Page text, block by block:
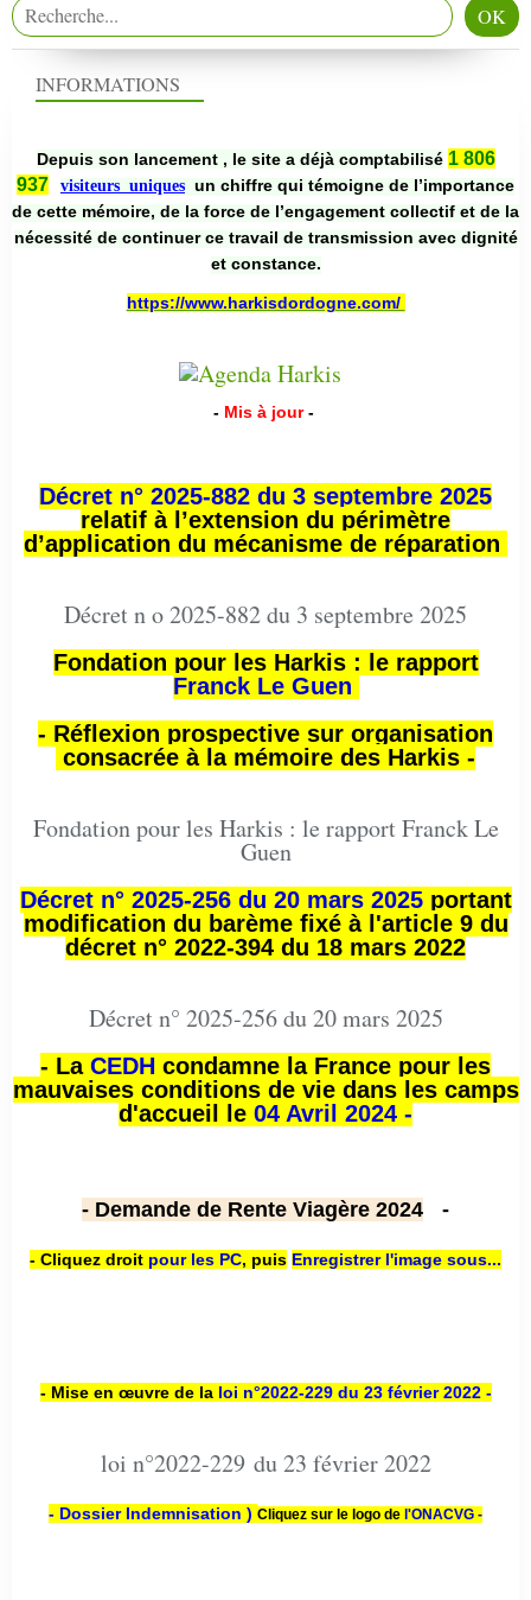
INFORMATIONS
Depuis son lancement , le site a déjà comptabilisé 1 806
937
visiteurs uniques un chiffre qui témoigne de l’importance
de cette mémoire, de la force de l’engagement collectif et de la
nécessité de continuer ce travail de transmission avec dignité
et constance.
https://www.harkisdordogne.com/
- Mis à jour -
Décret n° 2025-882 du 3 septembre 2025
relatif à l’extension du périmètre
d’application du mécanisme de réparation
Décret n o 2025-882 du 3 septembre 2025
Fondation pour les Harkis : le rapport
Franck Le Guen
- Réflexion prospective sur organisation
consacrée à la mémoire des Harkis -
Fondation pour les Harkis : le rapport Franck Le
Guen
Décret n° 2025-256 du 20 mars 2025portant
modification du barème fixé à l'article 9 du
décret n° 2022-394 du 18 mars 2022
Décret n° 2025-256 du 20 mars 2025
- La CEDH condamne la France pour les
mauvaises conditions de vie dans les camps
d'accueil le 04 Avril 2024 -
- Demande de Rente Viagère 2024 -
- Cliquez droit pour les PC, puis Enregistrer l'image sous...
- Mise en œuvre de la loi n°2022-229 du 23 février 2022 -
loi n°2022-229 du 23 février 2022
- Dossier Indemnisation ) Cliquez sur le logo de l'ONACVG -